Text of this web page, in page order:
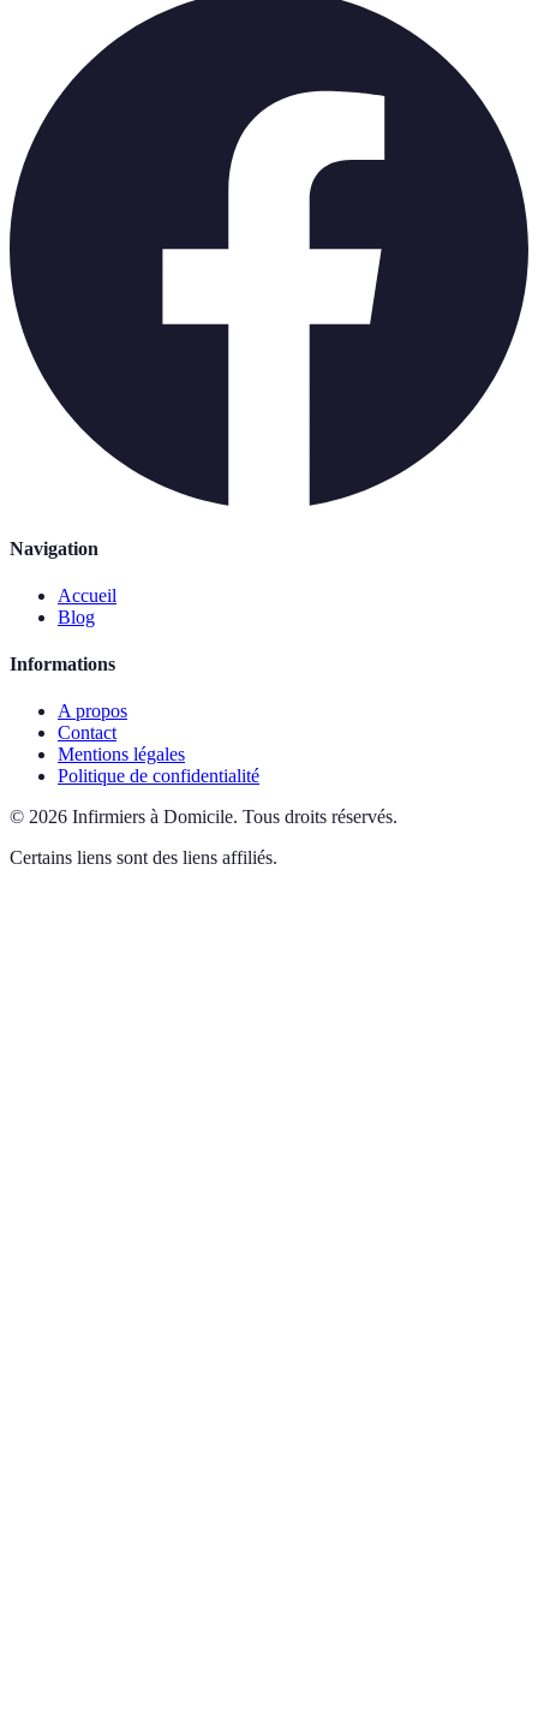
Navigation
Accueil
Blog
Informations
A propos
Contact
Mentions légales
Politique de confidentialité
© 2026 Infirmiers à Domicile. Tous droits réservés.
Certains liens sont des liens affiliés.